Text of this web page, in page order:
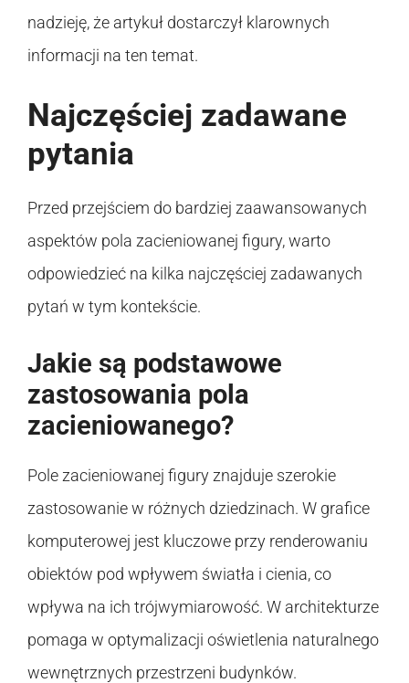
nadzieję, że artykuł dostarczył klarownych
informacji na ten temat.
Najczęściej zadawane
pytania
Przed przejściem do bardziej zaawansowanych
aspektów pola zacieniowanej figury, warto
odpowiedzieć na kilka najczęściej zadawanych
pytań w tym kontekście.
Jakie są podstawowe
zastosowania pola
zacieniowanego?
Pole zacieniowanej figury znajduje szerokie
zastosowanie w różnych dziedzinach. W grafice
komputerowej jest kluczowe przy renderowaniu
obiektów pod wpływem światła i cienia, co
wpływa na ich trójwymiarowość. W architekturze
pomaga w optymalizacji oświetlenia naturalnego
wewnętrznych przestrzeni budynków.